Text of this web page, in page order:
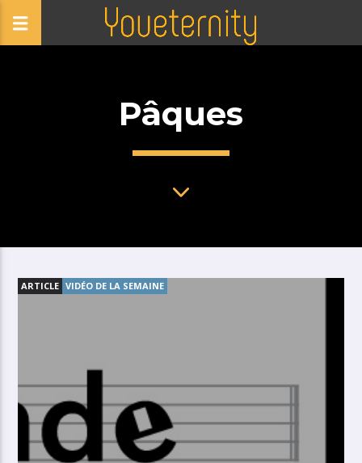
Pâques
ARTICLE VIDÉO DE LA SEMAINE